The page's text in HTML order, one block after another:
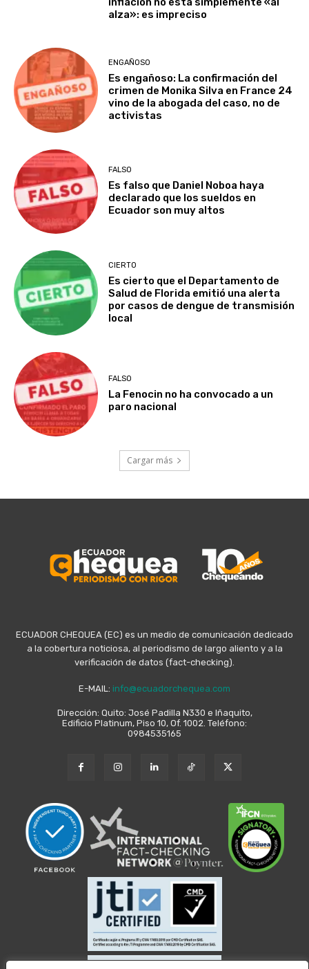
alza»: es impreciso
ENGAÑOSO
Es engañoso: La confirmación del
crimen de Monika Silva en France 24
vino de la abogada del caso, no de
activistas
FALSO
Es falso que Daniel Noboa haya
declarado que los sueldos en
Ecuador son muy altos
CIERTO
Es cierto que el Departamento de
Salud de Florida emitió una alerta
por casos de dengue de transmisión
local
FALSO
La Fenocin no ha convocado a un
paro nacional
Cargar más
ECUADOR CHEQUEA (EC) es un medio de comunicación dedicado
a la cobertura noticiosa, al periodismo de largo aliento y a la
verificación de datos (fact-checking).
E-MAIL: info@ecuadorchequea.com
Dirección: Quito: José Padilla N330 e Iñaquito,
Edificio Platinum, Piso 10, Of. 1002. Teléfono:
0984535165